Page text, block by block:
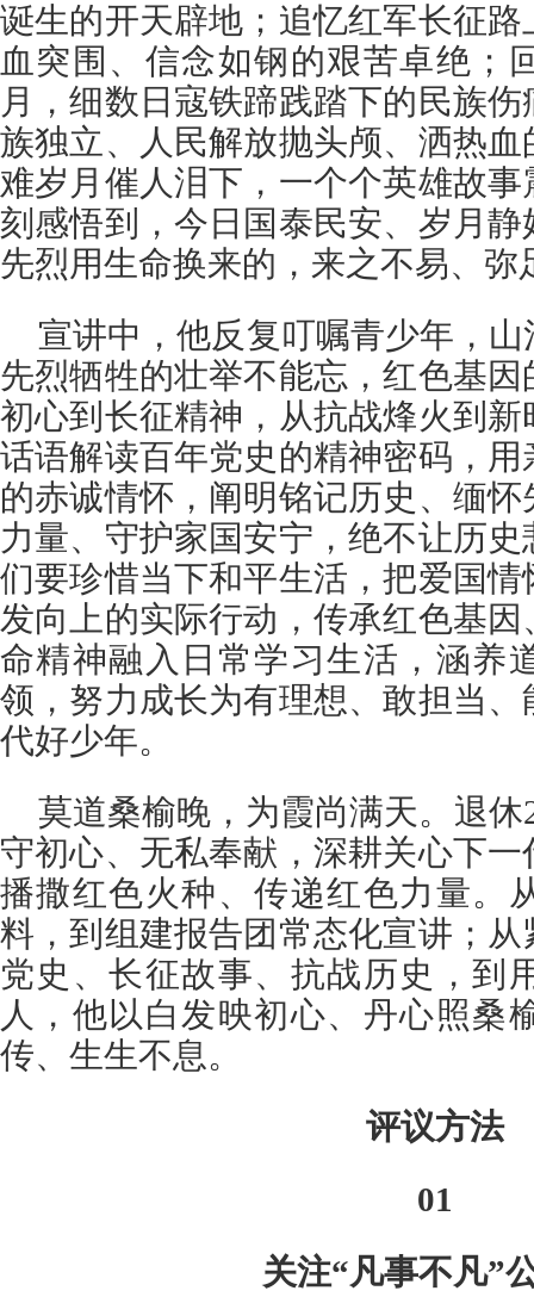
诞生的开天辟地；追忆红军长征
血突围、信念如钢的艰苦卓绝；
月，细数日寇铁蹄践踏下的民族
族独立、人民解放抛头颅、洒热
难岁月催人泪下，一个个英雄故
刻感悟到，今日国泰民安、岁月
先烈用生命换来的，来之不易、弥
宣讲中，他反复叮嘱青少年，
先烈牺牲的壮举不能忘，红色基
初心到长征精神，从抗战烽火到
话语解读百年党史的精神密码，
的赤诚情怀，阐明铭记历史、缅
力量、守护家国安宁，绝不让历
们要珍惜当下和平生活，把爱国
发向上的实际行动，传承红色基
命精神融入日常学习生活，涵养
领，努力成长为有理想、敢担当
代好少年。
莫道桑榆晚，为霞尚满天。退
守初心、无私奉献，深耕关心下
播撒红色火种、传递红色力量。
料，到组建报告团常态化宣讲；
党史、长征故事、抗战历史，到
人，他以白发映初心、丹心照桑
传、生生不息。
评议方法
01
关注“凡事不凡”